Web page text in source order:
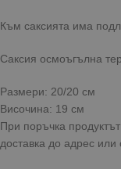
Към саксията има
Саксия осмоъгълна
Размери: 20/20 см
Височина: 19 см
При поръчка
доставка до адрес